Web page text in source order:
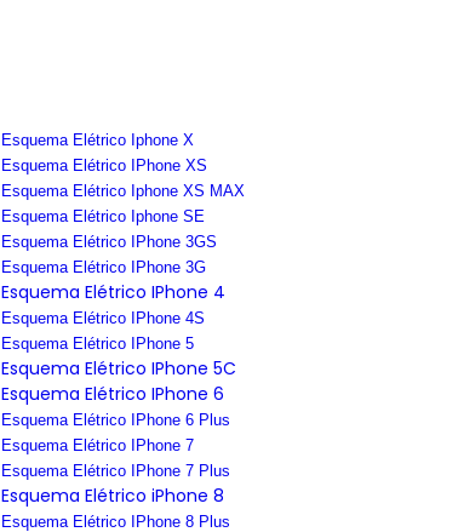
Esquema Elétrico Iphone X
Esquema Elétrico IPhone XS
Esquema Elétrico Iphone XS MAX
Esquema Elétrico Iphone SE
Esquema Elétrico IPhone 3GS
Esquema Elétrico IPhone 3G
Esquema Elétrico IPhone 4
Esquema Elétrico IPhone 4S
Esquema Elétrico IPhone 5
Esquema Elétrico IPhone 5C
Esquema Elétrico IPhone 6
Esquema Elétrico IPhone 6 Plus
Esquema Elétrico IPhone 7
Esquema Elétrico IPhone 7 Plus
Esquema Elétrico iPhone 8
Esquema Elétrico IPhone 8 Plus